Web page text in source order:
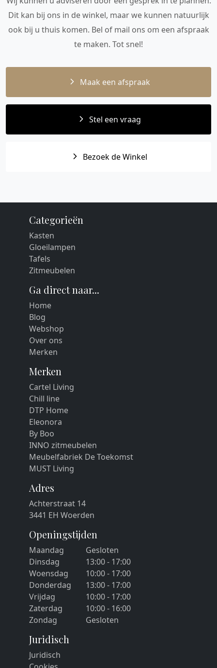
Dit kan bij ons in de winkel, maar we kunnen natuurlijk
ook bij u thuis komen. Bel of mail ons om een afspraak
te maken. Tot snel!
Maak een afspraak
Stel een vraag
Bezoek de Winkel
Categorieën
Kasten
Gloeilampen
Tafels
Zitmeubelen
Ga direct naar...
Home
Blog
Webshop
Over ons
Merken
Merken
Cartel Living
Chill line
DTP Home
Eleonora
By Boo
INNO zitmeubelen
Meubelfabriek De Toekomst
MUST Living
Adres
Achterstraat 14
3441 EH Woerden
Openingstijden
Maandag
Gesloten
Dinsdag
13:00 - 17:00
Woensdag
10:00 - 17:00
Donderdag
13:00 - 17:00
Vrijdag
10:00 - 17:00
Zaterdag
10:00 - 16:00
Zondag
Gesloten
Juridisch
Juridisch